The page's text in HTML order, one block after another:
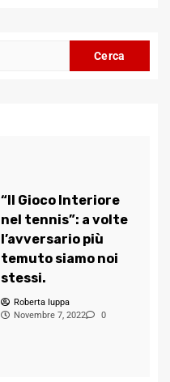
“Il Gioco Interiore
nel tennis”: a volte
l’avversario più
temuto siamo noi
stessi.
Roberta Iuppa
Novembre 7, 2022
0